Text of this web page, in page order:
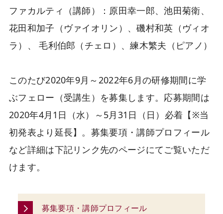
ファカルティ（講師）：原田幸一郎、池田菊衛、
花田和加子（ヴァイオリン）、磯村和英（ヴィオ
ラ）、 毛利伯郎（チェロ）、練木繁夫（ピアノ）
このたび2020年9月～2022年6月の研修期間に学
ぶフェロー（受講生）を募集します。応募期間は
2020年4月1日（水）～5月31日（日）必着【※当
初発表より延長】。募集要項・講師プロフィール
など詳細は下記リンク先のページにてご覧いただ
けます。
募集要項・講師プロフィール